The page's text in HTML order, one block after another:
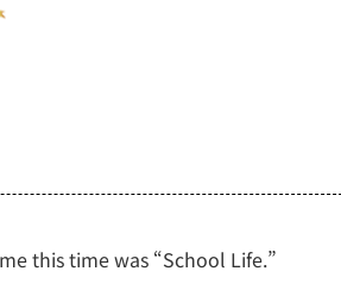
this time was “School Life.”